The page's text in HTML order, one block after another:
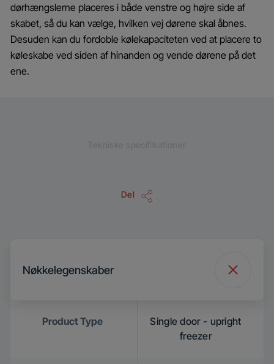
dørhængslerne placeres i både venstre og højre side af
skabet, så du kan vælge, hvilken vej dørene skal åbnes.
Desuden kan du fordoble kølekapaciteten ved at placere to
køleskabe ved siden af hinanden og vende dørene på det
ene.
Del
Nøkkelegenskaber
Product Type
Single door - upright
freezer